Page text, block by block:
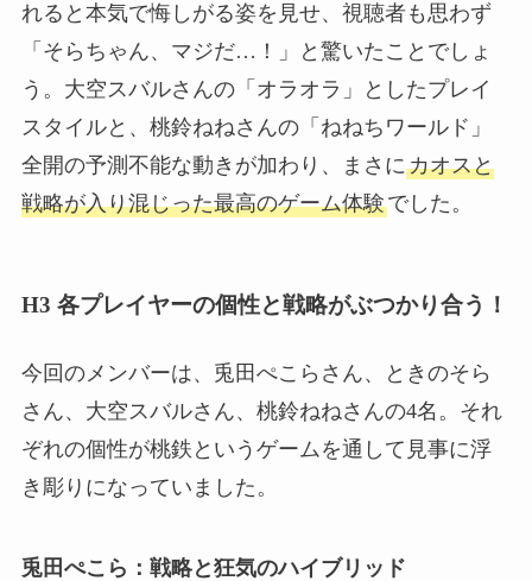
れると本気で悔しがる姿を見せ、視聴者も思わず
「そらちゃん、マジだ…！」と驚いたことでしょ
う。大空スバルさんの「オラオラ」としたプレイ
スタイルと、桃鈴ねねさんの「ねねちワールド」
全開の予測不能な動きが加わり、まさにカオスと
戦略が入り混じった最高のゲーム体験でした。
H3 各プレイヤーの個性と戦略がぶつかり合う！
今回のメンバーは、兎田ぺこらさん、ときのそら
さん、大空スバルさん、桃鈴ねねさんの4名。それ
ぞれの個性が桃鉄というゲームを通して見事に浮
き彫りになっていました。
兎田ぺこら：戦略と狂気のハイブリッド